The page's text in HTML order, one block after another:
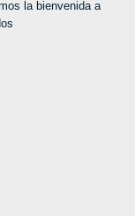
la bienvenida a